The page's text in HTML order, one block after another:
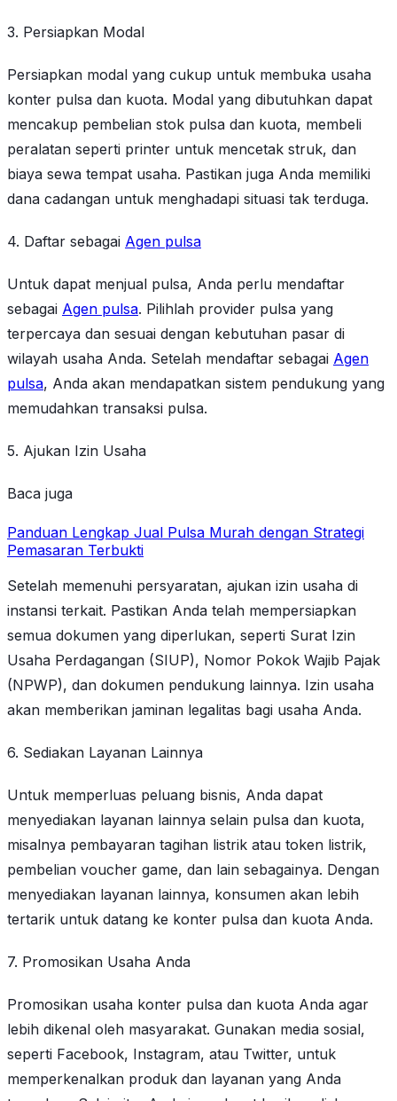
3. Persiapkan Modal
Persiapkan modal yang cukup untuk membuka usaha
konter pulsa dan kuota. Modal yang dibutuhkan dapat
mencakup pembelian stok pulsa dan kuota, membeli
peralatan seperti printer untuk mencetak struk, dan
biaya sewa tempat usaha. Pastikan juga Anda memiliki
dana cadangan untuk menghadapi situasi tak terduga.
4. Daftar sebagai Agen pulsa
Untuk dapat menjual pulsa, Anda perlu mendaftar
sebagai Agen pulsa. Pilihlah provider pulsa yang
terpercaya dan sesuai dengan kebutuhan pasar di
wilayah usaha Anda. Setelah mendaftar sebagai Agen
pulsa, Anda akan mendapatkan sistem pendukung yang
memudahkan transaksi pulsa.
5. Ajukan Izin Usaha
Baca juga
Panduan Lengkap Jual Pulsa Murah dengan Strategi
Pemasaran Terbukti
Setelah memenuhi persyaratan, ajukan izin usaha di
instansi terkait. Pastikan Anda telah mempersiapkan
semua dokumen yang diperlukan, seperti Surat Izin
Usaha Perdagangan (SIUP), Nomor Pokok Wajib Pajak
(NPWP), dan dokumen pendukung lainnya. Izin usaha
akan memberikan jaminan legalitas bagi usaha Anda.
6. Sediakan Layanan Lainnya
Untuk memperluas peluang bisnis, Anda dapat
menyediakan layanan lainnya selain pulsa dan kuota,
misalnya pembayaran tagihan listrik atau token listrik,
pembelian voucher game, dan lain sebagainya. Dengan
menyediakan layanan lainnya, konsumen akan lebih
tertarik untuk datang ke konter pulsa dan kuota Anda.
7. Promosikan Usaha Anda
Promosikan usaha konter pulsa dan kuota Anda agar
lebih dikenal oleh masyarakat. Gunakan media sosial,
seperti Facebook, Instagram, atau Twitter, untuk
memperkenalkan produk dan layanan yang Anda